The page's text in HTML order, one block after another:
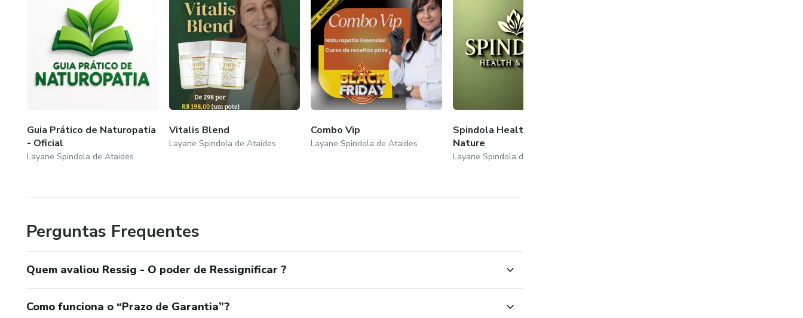
Guia Prático de Naturopatia
- Oficial
Layane Spindola de Ataides
Vitalis Blend
Layane Spindola de Ataides
Combo Vip
Layane Spindola de Ataides
Spindola Health &amp;
Nature
Layane Spindola de Ataides
Perguntas Frequentes
Quem avaliou Ressig - O poder de Ressignificar ?
Como funciona o “Prazo de Garantia”?